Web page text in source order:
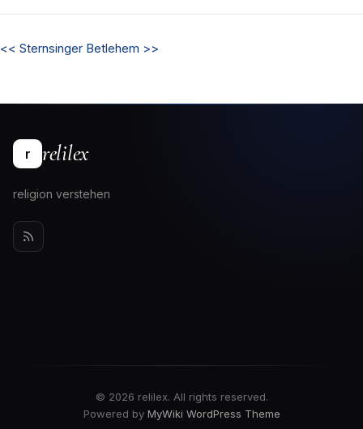
<< Sternsinger Betlehem >>
r relilex
religion verstehen
© 2026 relilex. All rights reserved.
Powered by MyWiki WordPress Theme